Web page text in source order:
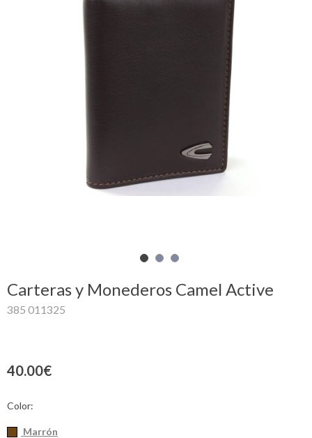
Mujer
Carteras y Monederos Camel Active
385 011325
40.00€
Color:
Marrón